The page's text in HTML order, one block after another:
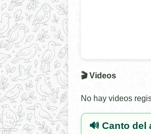
🎬 Videos
No hay videos
🔊 Canto del